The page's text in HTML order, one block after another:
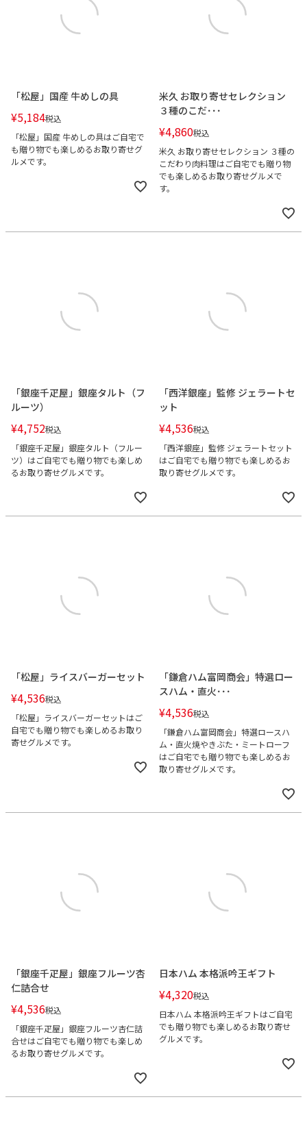
「松屋」国産 牛めしの具
¥5,184税込
「松屋」国産 牛めしの具はご自宅で
も贈り物でも楽しめるお取り寄せグ
ルメです。
米久 お取り寄せセレクション
３種のこだ･･･
¥4,860税込
米久 お取り寄せセレクション ３種の
こだわり肉料理はご自宅でも贈り物
でも楽しめるお取り寄せグルメで
す。
「銀座千疋屋」銀座タルト（フ
ルーツ）
¥4,752税込
「銀座千疋屋」銀座タルト（フルー
ツ）はご自宅でも贈り物でも楽しめ
るお取り寄せグルメです。
「西洋銀座」監修 ジェラートセ
ット
¥4,536税込
「西洋銀座」監修 ジェラートセット
はご自宅でも贈り物でも楽しめるお
取り寄せグルメです。
「松屋」ライスバーガーセット
¥4,536税込
「松屋」ライスバーガーセットはご
自宅でも贈り物でも楽しめるお取り
寄せグルメです。
「鎌倉ハム富岡商会」特選ロー
スハム・直火･･･
¥4,536税込
「鎌倉ハム富岡商会」特選ロースハ
ム・直火焼やきぶた・ミートローフ
はご自宅でも贈り物でも楽しめるお
取り寄せグルメです。
「銀座千疋屋」銀座フルーツ杏
仁詰合せ
¥4,536税込
「銀座千疋屋」銀座フルーツ杏仁詰
合せはご自宅でも贈り物でも楽しめ
るお取り寄せグルメです。
日本ハム 本格派吟王ギフト
¥4,320税込
日本ハム 本格派吟王ギフトはご自宅
でも贈り物でも楽しめるお取り寄せ
グルメです。